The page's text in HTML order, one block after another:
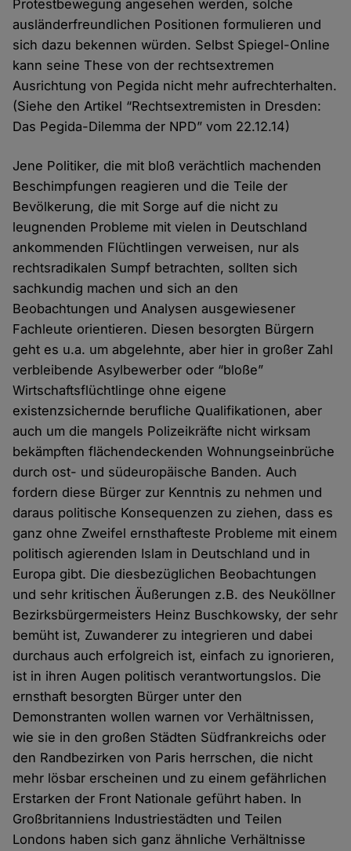
Protestbewegung angesehen werden, solche
ausländerfreundlichen Positionen formulieren und
sich dazu bekennen würden. Selbst Spiegel-Online
kann seine These von der rechtsextremen
Ausrichtung von Pegida nicht mehr aufrechterhalten.
(Siehe den Artikel “Rechtsextremisten in Dresden:
Das Pegida-Dilemma der NPD” vom 22.12.14)
Jene Politiker, die mit bloß verächtlich machenden
Beschimpfungen reagieren und die Teile der
Bevölkerung, die mit Sorge auf die nicht zu
leugnenden Probleme mit vielen in Deutschland
ankommenden Flüchtlingen verweisen, nur als
rechtsradikalen Sumpf betrachten, sollten sich
sachkundig machen und sich an den
Beobachtungen und Analysen ausgewiesener
Fachleute orientieren. Diesen besorgten Bürgern
geht es u.a. um abgelehnte, aber hier in großer Zahl
verbleibende Asylbewerber oder “bloße”
Wirtschaftsflüchtlinge ohne eigene
existenzsichernde berufliche Qualifikationen, aber
auch um die mangels Polizeikräfte nicht wirksam
bekämpften flächendeckenden Wohnungseinbrüche
durch ost- und südeuropäische Banden. Auch
fordern diese Bürger zur Kenntnis zu nehmen und
daraus politische Konsequenzen zu ziehen, dass es
ganz ohne Zweifel ernsthafteste Probleme mit einem
politisch agierenden Islam in Deutschland und in
Europa gibt. Die diesbezüglichen Beobachtungen
und sehr kritischen Äußerungen z.B. des Neuköllner
Bezirksbürgermeisters Heinz Buschkowsky, der sehr
bemüht ist, Zuwanderer zu integrieren und dabei
durchaus auch erfolgreich ist, einfach zu ignorieren,
ist in ihren Augen politisch verantwortungslos. Die
ernsthaft besorgten Bürger unter den
Demonstranten wollen warnen vor Verhältnissen,
wie sie in den großen Städten Südfrankreichs oder
den Randbezirken von Paris herrschen, die nicht
mehr lösbar erscheinen und zu einem gefährlichen
Erstarken der Front Nationale geführt haben. In
Großbritanniens Industriestädten und Teilen
Londons haben sich ganz ähnliche Verhältnisse